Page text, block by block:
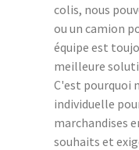
colis, nous
ou un camion
équipe est
meilleure
C'est pourquoi
individuelle
marchandises
souhaits et